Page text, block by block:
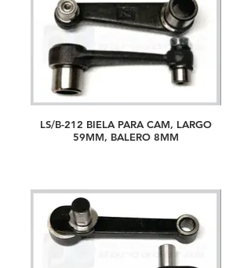
LS/B-212 BIELA PARA CAM, LARGO
59MM, BALERO 8MM